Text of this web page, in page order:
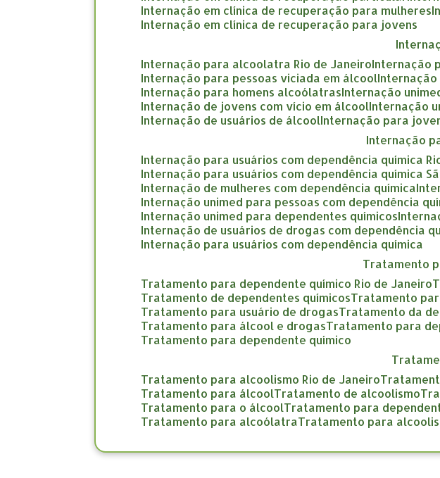
internação em clínica de recuperação para mulheres
internação em clínica de recuperação para jovens
internação para alcoolatra Rio de Janeiro internação
internação para pessoas viciada em álcool
internação para homens alcoólatras internação
internação de jovens com vício em álcool internação
internação de usuários de álcool internação para
internação
internação para usuários com dependência química
internação para usuários com dependência química
internação de mulheres com dependência química
internação unimed para pessoas com dependência
internação unimed para dependentes químicos
internação de usuários de drogas com dependência
internação para usuários com dependência química
tratamento
tratamento para dependente químico Rio de Janeiro
tratamento de dependentes químicos
tratamento
tratamento para usuário de drogas
tratamento da
tratamento para álcool e drogas
tratamento para
tratamento para dependente químico
tratamento para alcoolismo Rio de Janeiro
tratamento para álcool tratamento de alcoolismo
tratamento para o álcool tratamento para
tratamento para alcoólatra
tratamento para